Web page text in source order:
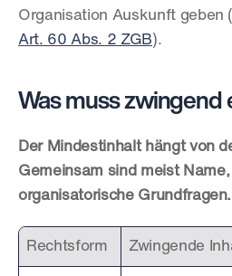
Organisation Auskunft geben
Art. 60 Abs. 2 ZGB).
Was muss zwingend
Der Mindestinhalt hängt von
Gemeinsam sind meist
organisatorische Grundfragen.
Rechtsform Zwingende